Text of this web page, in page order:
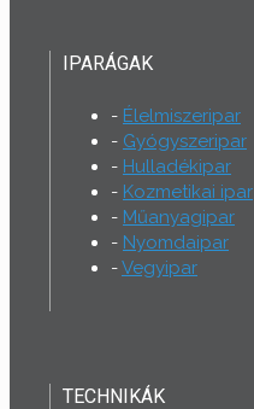
IPARÁGAK
Élelmiszeripar
Gyógyszeripar
Hulladékipar
Kozmetikai ipar
Műanyagipar
Nyomdaipar
Vegyipar
TECHNIKÁK